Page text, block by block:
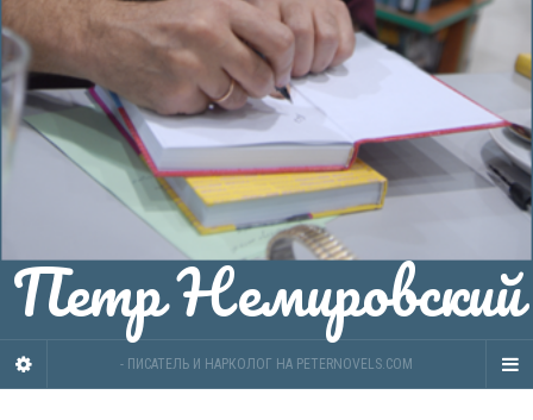
Петр Немировский
- ПИСАТЕЛЬ И НАРКОЛОГ НА PETERNOVELS.COM